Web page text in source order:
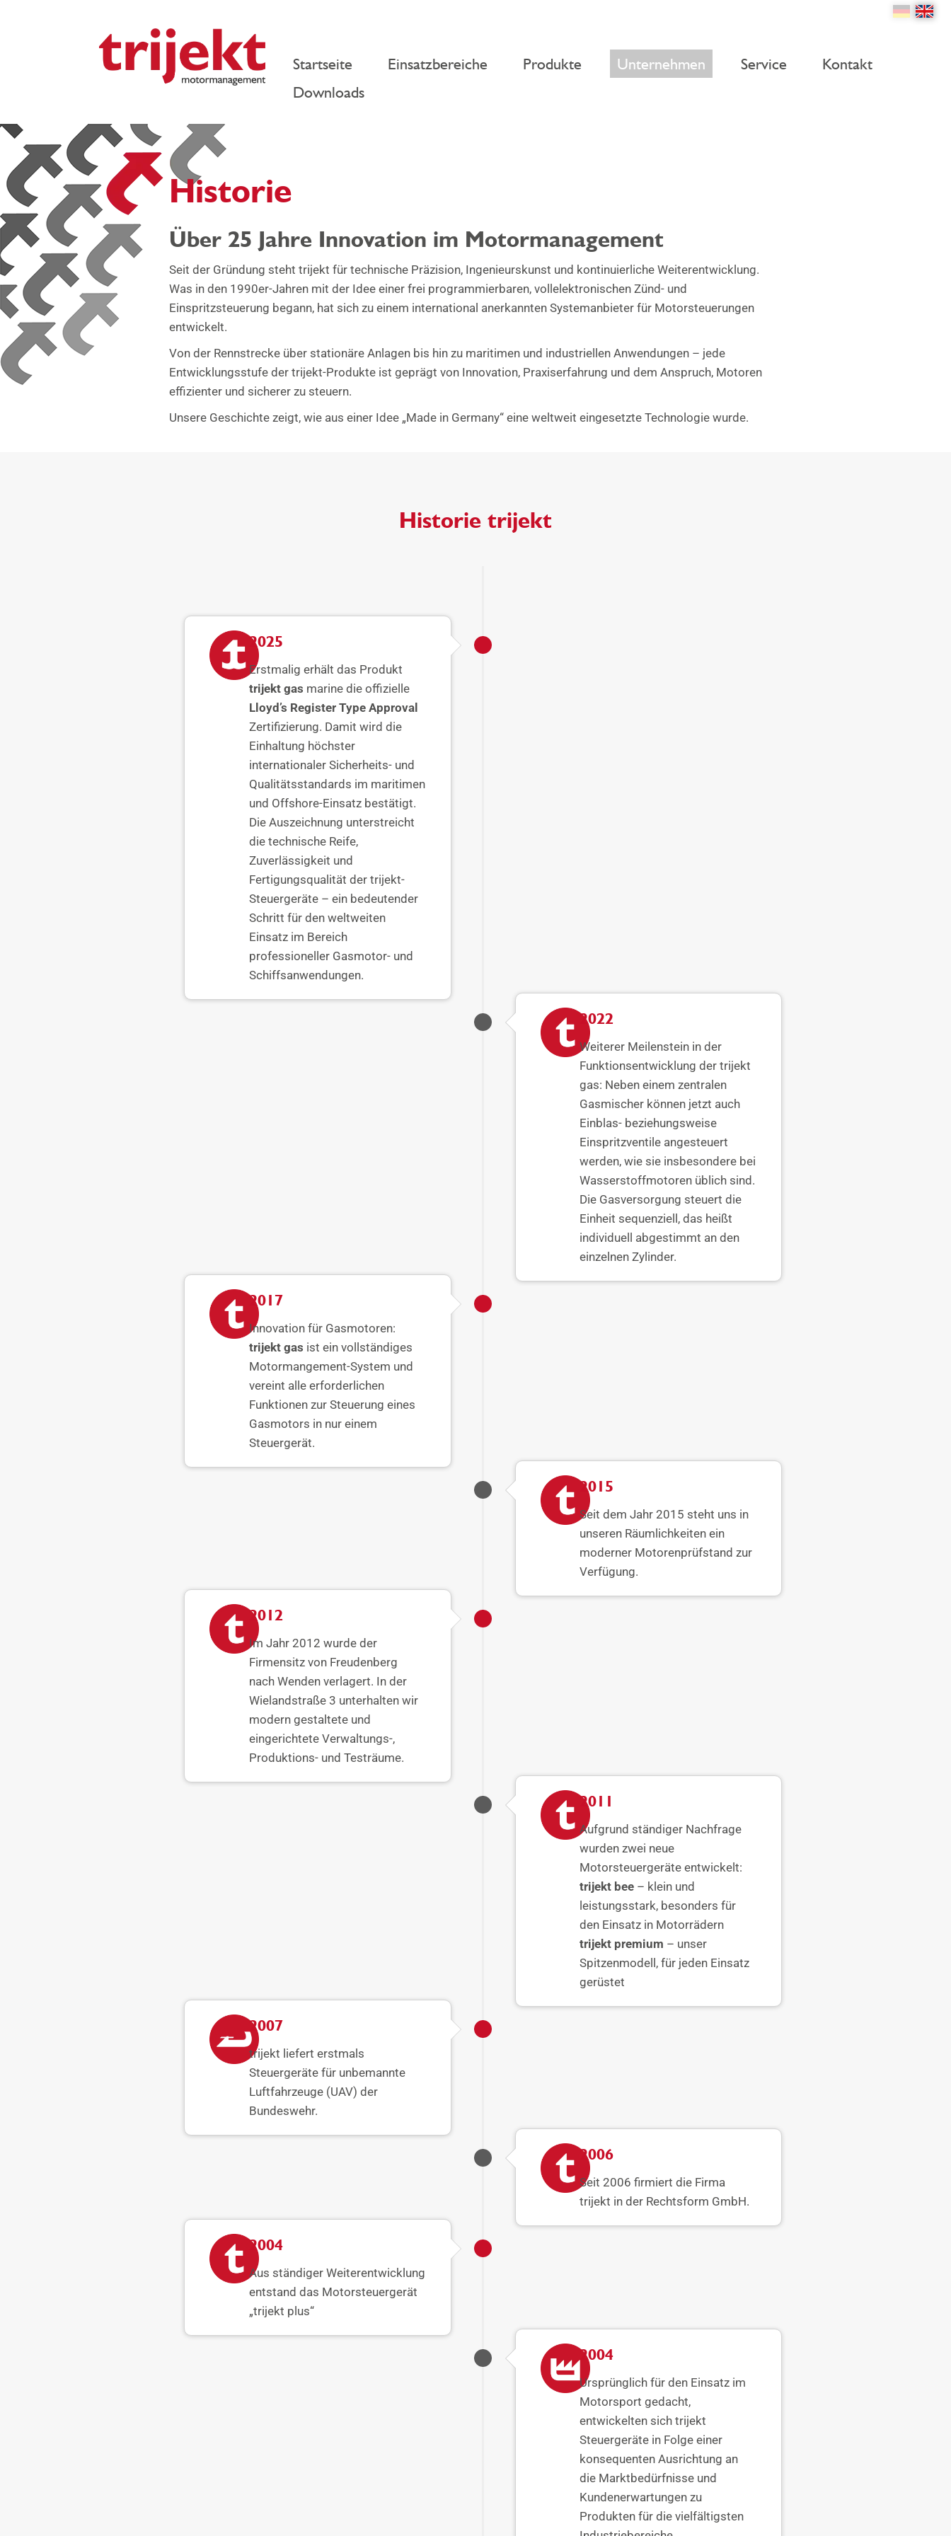
Startseite Einsatzbereiche Produkte Unternehmen Service
Kontakt
Downloads
Historie
Über 25 Jahre Innovation im Motormanagement
Seit der Gründung steht trijekt für technische Präzision, Ingenieurskunst und kontinuierliche Weiterentwicklung.
Was in den 1990er-Jahren mit der Idee einer frei programmierbaren, vollelektronischen Zünd- und
Einspritzsteuerung begann, hat sich zu einem international anerkannten Systemanbieter für Motorsteuerungen
entwickelt.
Von der Rennstrecke über stationäre Anlagen bis hin zu maritimen und industriellen Anwendungen – jede
Entwicklungsstufe der trijekt-Produkte ist geprägt von Innovation, Praxiserfahrung und dem Anspruch, Motoren
effizienter und sicherer zu steuern.
Unsere Geschichte zeigt, wie aus einer Idee „Made in Germany“ eine weltweit eingesetzte Technologie wurde.
Historie trijekt
2025
Erstmalig erhält das Produkt
trijekt gas marine die offizielle
Lloyd’s Register Type Approval
Zertifizierung. Damit wird die
Einhaltung höchster
internationaler Sicherheits- und
Qualitätsstandards im maritimen
und Offshore-Einsatz bestätigt.
Die Auszeichnung unterstreicht
die technische Reife,
Zuverlässigkeit und
Fertigungsqualität der trijekt-
Steuergeräte – ein bedeutender
Schritt für den weltweiten
Einsatz im Bereich
professioneller Gasmotor- und
Schiffsanwendungen.
2022
Weiterer Meilenstein in der
Funktionsentwicklung der trijekt
gas: Neben einem zentralen
Gasmischer können jetzt auch
Einblas- beziehungsweise
Einspritzventile angesteuert
werden, wie sie insbesondere bei
Wasserstoffmotoren üblich sind.
Die Gasversorgung steuert die
Einheit sequenziell, das heißt
individuell abgestimmt an den
einzelnen Zylinder.
2017
Innovation für Gasmotoren:
trijekt gas ist ein vollständiges
Motormangement-System und
vereint alle erforderlichen
Funktionen zur Steuerung eines
Gasmotors in nur einem
Steuergerät.
2015
Seit dem Jahr 2015 steht uns in
unseren Räumlichkeiten ein
moderner Motorenprüfstand zur
Verfügung.
2012
Im Jahr 2012 wurde der
Firmensitz von Freudenberg
nach Wenden verlagert. In der
Wielandstraße 3 unterhalten wir
modern gestaltete und
eingerichtete Verwaltungs-,
Produktions- und Testräume.
2011
Aufgrund ständiger Nachfrage
wurden zwei neue
Motorsteuergeräte entwickelt:
trijekt bee – klein und
leistungsstark, besonders für
den Einsatz in Motorrädern
trijekt premium – unser
Spitzenmodell, für jeden Einsatz
gerüstet
2007
trijekt liefert erstmals
Steuergeräte für unbemannte
Luftfahrzeuge (UAV) der
Bundeswehr.
2006
Seit 2006 firmiert die Firma
trijekt in der Rechtsform GmbH.
2004
Aus ständiger Weiterentwicklung
entstand das Motorsteuergerät
„trijekt plus“
2004
Ursprünglich für den Einsatz im
Motorsport gedacht,
entwickelten sich trijekt
Steuergeräte in Folge einer
konsequenten Ausrichtung an
die Marktbedürfnisse und
Kundenerwartungen zu
Produkten für die vielfältigsten